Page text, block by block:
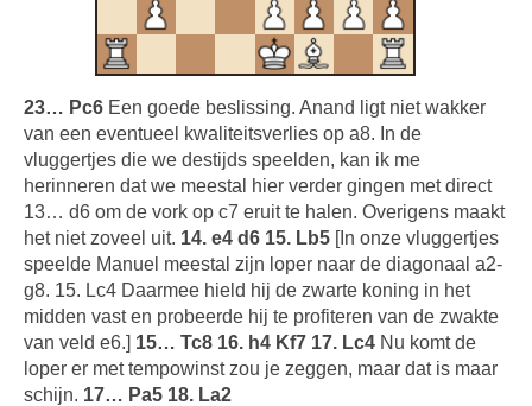
23… Pc6 Een goede beslissing. Anand ligt niet wakker
van een eventueel kwaliteitsverlies op a8. In de
vluggertjes die we destijds speelden, kan ik me
herinneren dat we meestal hier verder gingen met direct
13… d6 om de vork op c7 eruit te halen. Overigens maakt
het niet zoveel uit. 14. e4 d6 15. Lb5 [In onze vluggertjes
speelde Manuel meestal zijn loper naar de diagonaal a2-
g8. 15. Lc4 Daarmee hield hij de zwarte koning in het
midden vast en probeerde hij te profiteren van de zwakte
van veld e6.] 15… Tc8 16. h4 Kf7 17. Lc4 Nu komt de
loper er met tempowinst zou je zeggen, maar dat is maar
schijn. 17… Pa5 18. La2